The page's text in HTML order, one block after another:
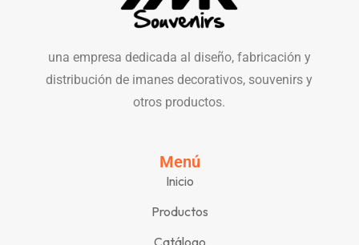
una empresa dedicada al diseño, fabricación y
distribución de imanes decorativos, souvenirs y
otros productos.
Menú
Inicio
Productos
Catálogo